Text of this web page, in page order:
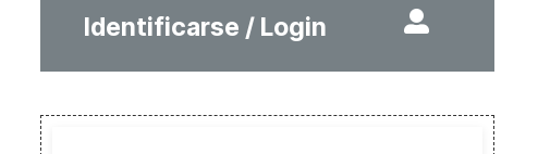
Identificarse / Login